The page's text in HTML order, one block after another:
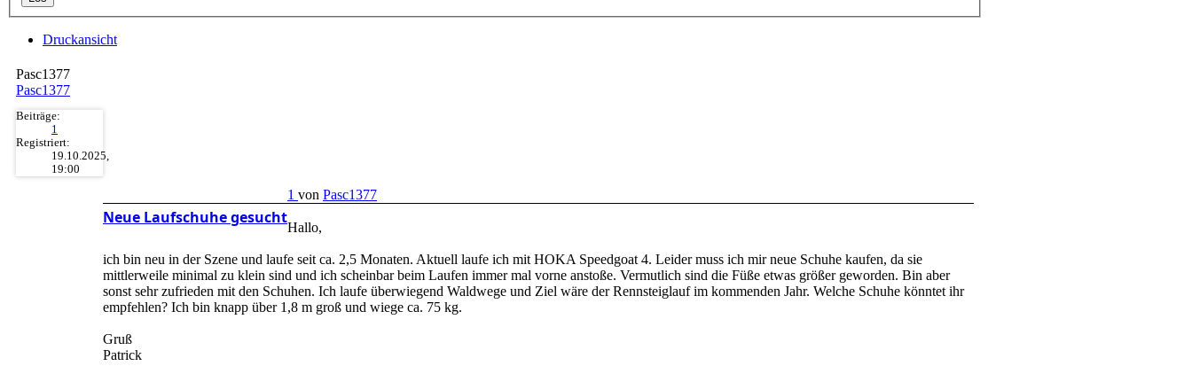
Druckansicht
Pasc1377
Pasc1377
Beiträge:
1
Registriert:
19.10.2025,
19:00
Neue Laufschuhe gesucht
1 von Pasc1377
Hallo,
ich bin neu in der Szene und laufe seit ca. 2,5 Monaten. Aktuell laufe ich mit HOKA Speedgoat 4. Leider muss ich mir neue Schuhe kaufen, da sie
mittlerweile minimal zu klein sind und ich scheinbar beim Laufen immer mal vorne anstoße. Vermutlich sind die Füße etwas größer geworden. Bin aber
sonst sehr zufrieden mit den Schuhen. Ich laufe überwiegend Waldwege und Ziel wäre der Rennsteiglauf im kommenden Jahr. Welche Schuhe könntet ihr
empfehlen? Ich bin knapp über 1,8 m groß und wiege ca. 75 kg.
Gruß
Patrick